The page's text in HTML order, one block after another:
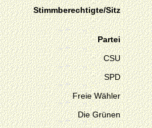
Stimmberechtigte/Sitz
Partei
CSU
SPD
Freie Wähler
Die Grünen